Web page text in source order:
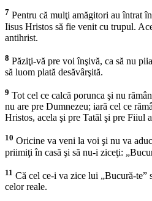
7 Pentru că mulţi amăgitori au întrat
Iisus Hristos să fie venit cu trupul.
antihrist.
8 Păziţi-vă pre voi înşivă, ca să nu
să luom plată desăvârşită.
9 Tot cel ce calcă porunca şi nu
nu are pre Dumnezeu; iară cel ce
Hristos, acela şi pre Tatăl şi pre Fiiul
10 Oricine va veni la voi şi nu va
priimiţi în casă şi să nu-i ziceţi:
11 Că cel ce-i va zice lui „Bucură-te”
celor reale.